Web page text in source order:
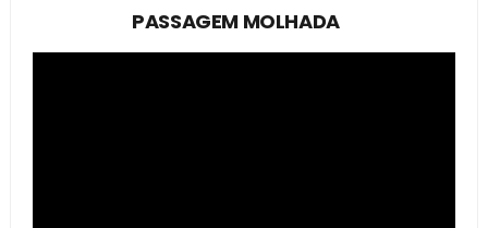
PASSAGEM MOLHADA